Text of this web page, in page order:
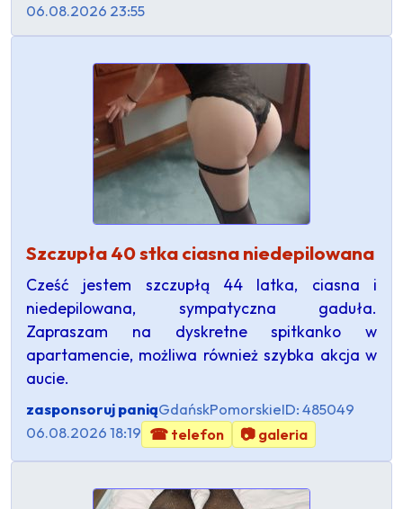
06.08.2026 23:55
Szczupła 40 stka ciasna niedepilowana
Cześć jestem szczupłą 44 latka, ciasna i
niedepilowana, sympatyczna gaduła.
Zapraszam na dyskretne spitkanko w
apartamencie, możliwa również szybka akcja w
aucie.
zasponsoruj paniąGdańskPomorskieID: 485049
06.08.2026 18:19 ☎ telefon 📷 galeria